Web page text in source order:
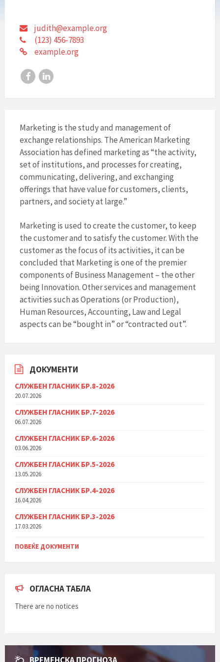
judith@example.org
(123) 456-7893
example.org
FacebookLinkedIn
Marketing is the study and management of
exchange relationships. The American Marketing
Association has defined marketing as “the activity,
set of institutions, and processes for creating,
communicating, delivering, and exchanging
offerings that have value for customers, clients,
partners, and society at large.”
Marketing is used to create the customer, to keep
the customer and to satisfy the customer. With the
customer as the focus of its activities, it can be
concluded that Marketing is one of the premier
components of Business Management – the other
being Innovation. Other services and management
activities such as Operations (or Production),
Human Resources, Accounting, Law and Legal
aspects can be “bought in” or “contracted out”.
ДОКУМЕНТИ
СЛУЖБЕН ГЛАСНИК БР.8-2026
20.07.2026
СЛУЖБЕН ГЛАСНИК БР.7-2026
06.07.2026
СЛУЖБЕН ГЛАСНИК БР.6-2026
03.06.2026
СЛУЖБЕН ГЛАСНИК БР.5-2026
13.05.2026
СЛУЖБЕН ГЛАСНИК БР.4-2026
16.04.2026
СЛУЖБЕН ГЛАСНИК БР.3-2026
17.03.2026
ПОВЕЌЕ ДОКУМЕНТИ
ОГЛАСНА ТАБЛА
There are no notices